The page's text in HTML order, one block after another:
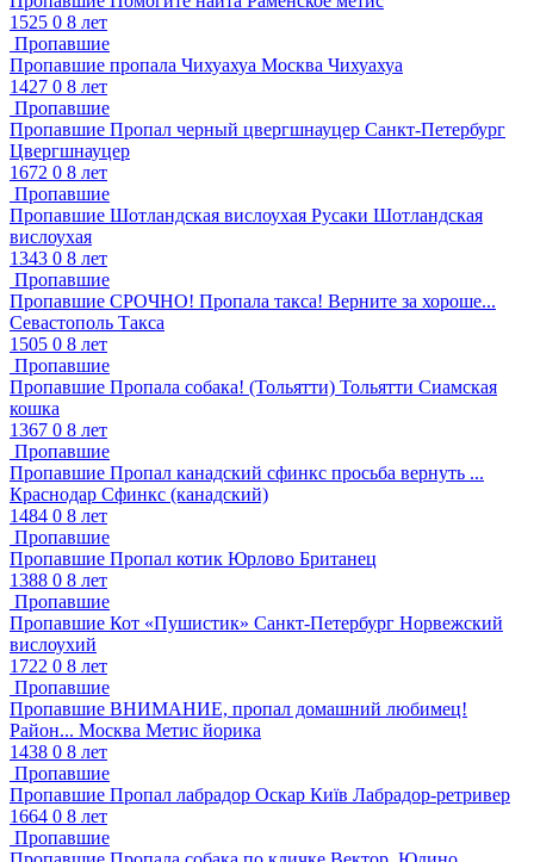
1525 0 8 лет
Пропавшие
Пропавшие пропала Чихуахуа Москва Чихуахуа
1427 0 8 лет
Пропавшие
Пропавшие Пропал черный цвергшнауцер Санкт-Петербург
Цвергшнауцер
1672 0 8 лет
Пропавшие
Пропавшие Шотландская вислоухая Русаки Шотландская
вислоухая
1343 0 8 лет
Пропавшие
Пропавшие СРОЧНО! Пропала такса! Верните за хороше...
Севастополь Такса
1505 0 8 лет
Пропавшие
Пропавшие Пропала собака! (Тольятти) Тольятти Сиамская
кошка
1367 0 8 лет
Пропавшие
Пропавшие Пропал канадский сфинкс просьба вернуть ...
Краснодар Сфинкс (канадский)
1484 0 8 лет
Пропавшие
Пропавшие Пропал котик Юрлово Британец
1388 0 8 лет
Пропавшие
Пропавшие Кот «Пушистик» Санкт-Петербург Норвежский
вислоухий
1722 0 8 лет
Пропавшие
Пропавшие ВНИМАНИЕ, пропал домашний любимец!
Район... Москва Метис йорика
1438 0 8 лет
Пропавшие
Пропавшие Пропал лабрадор Оскар Київ Лабрадор-ретривер
1664 0 8 лет
Пропавшие